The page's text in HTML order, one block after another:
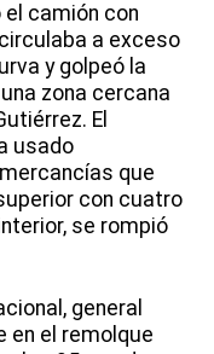
camión con
a exceso
y golpeó la
zona cercana
El
usado
que
con cuatro
se rompió
general
en el remolque